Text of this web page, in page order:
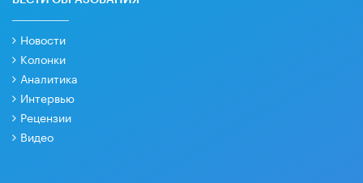
Новости
Колонки
Аналитика
Интервью
Рецензии
Видео